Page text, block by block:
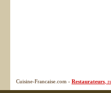
Cuisine-Francaise.com - Restaurateurs ,